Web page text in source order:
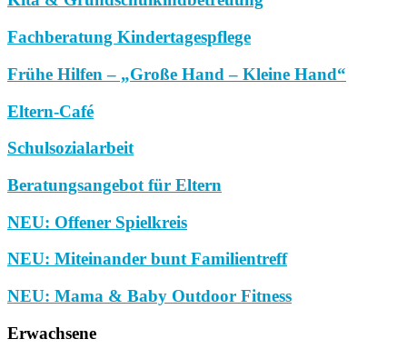
Fachberatung Kindertagespflege
Frühe Hilfen – „Große Hand – Kleine Hand“
Eltern-Café
Schulsozialarbeit
Beratungsangebot für Eltern
NEU: Offener Spielkreis
NEU: Miteinander bunt Familientreff
NEU: Mama & Baby Outdoor Fitness
Erwachsene